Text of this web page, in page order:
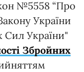
№5558 “Про
України
Сил України"
Збройних